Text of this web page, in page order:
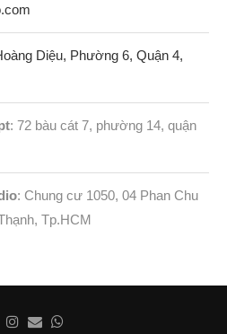
Diệu, Phường 6, Quận 4,
: 72 bàu cát 7, phường 14, quận
: Chung cư 1050, 04 Phan Chu
Tp.HCM